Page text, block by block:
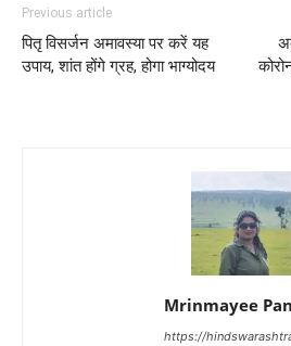
Previous article
पितृ विसर्जन अमावस्या पर करें यह
उपाय, शांत होंगे ग्रह, होगा भाग्योदय
Mrinmayee
https://